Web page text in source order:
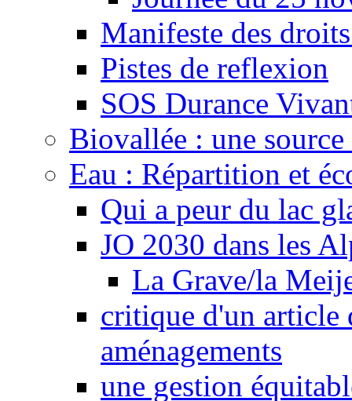
Manifeste des
Pistes de reflexion
SOS Durance
Biovallée : une
Eau : Répartition et
Qui a peur du lac
JO 2030 dans les
La Grave/la
critique d'un article
aménagements
une gestion